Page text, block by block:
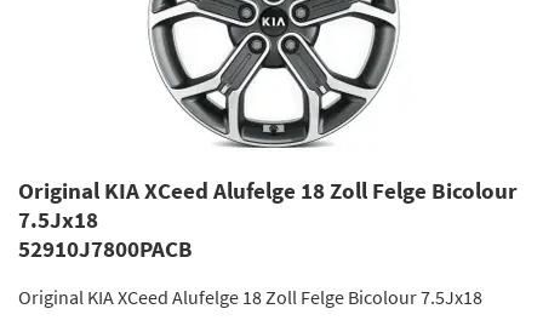
Original KIA XCeed Alufelge 18 Zoll Felge Bicolour
7.5Jx18
52910J7800PACB
Original KIA XCeed Alufelge 18 Zoll Felge Bicolour 7.5Jx18